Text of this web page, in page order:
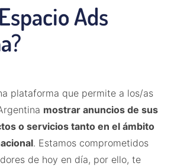
Ads
plataforma que permite a los/as
mostrar anuncios de sus
o servicios tanto en el ámbito
. Estamos comprometidos
de hoy en día, por ello, te